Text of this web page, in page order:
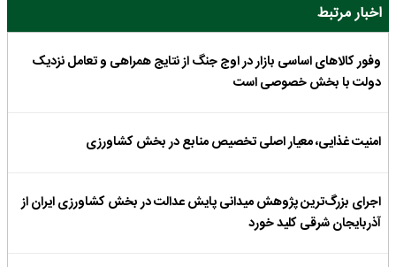
اخبار مرتبط
وفور کالاهای اساسی بازار در اوج جنگ از نتایج همراهی و تعامل نزدیک
دولت با بخش خصوصی است
امنیت غذایی، معیار اصلی تخصیص منابع در بخش کشاورزی
اجرای بزرگ‌ترین پژوهش میدانی پایش عدالت در بخش کشاورزی ایران از
آذربایجان شرقی کلید خورد